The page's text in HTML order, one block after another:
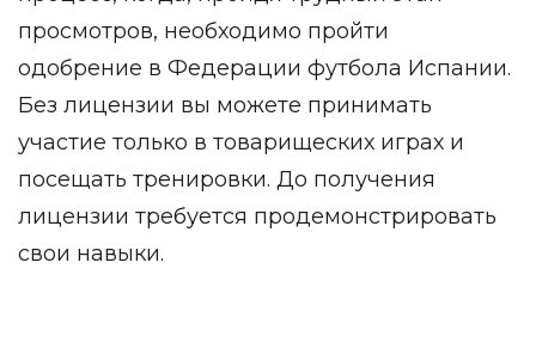
просмотров, необходимо пройти
одобрение в Федерации футбола Испании.
Без лицензии вы можете принимать
участие только в товарищеских играх и
посещать тренировки. До получения
лицензии требуется продемонстрировать
свои навыки.